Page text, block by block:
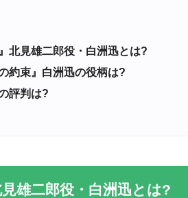
北見雄二郎役・白洲迅とは?
約束』白洲迅の役柄は?
評判は?
見雄二郎役・白洲迅とは?